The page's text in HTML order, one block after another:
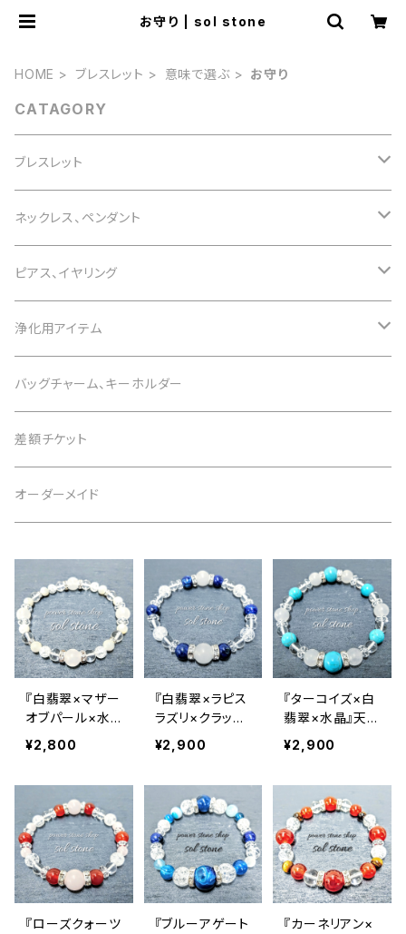
お守り | sol stone
HOME ブレスレット 意味で選ぶ お守り
CATAGORY
ブレスレット
誕生石で選ぶ
1月 ガーネット
2月 アメジスト
7月 カーネリアン
8月 ペリドット サードオニキス
11月 シトリン トパーズ
12月 ターコイズ ラピスラズリ
色で選ぶ
白 white
黒 black
紫 purple
黄 yellow
赤 red
金 gold
意味で選ぶ
恋愛運
仕事運
癒やし
目標達成
お守り
ネックレス、ペンダント
誕生石で選ぶ
1月 ガーネット
2月 アメジスト
6月 ムーンストーン パール
7月 カーネリアン
9月 ラピスラズリ
11月 シトリン トパーズ
12月 ターコイズ ラピスラズリ
色で選ぶ
白 white
黒 black
青 blue
紫 purple
黄 yellow
桃 pink
橙 orange
金 gold
意味で選ぶ
恋愛運
仕事運
健康
癒やし
目標達成
お守り
ピアス、イヤリング
誕生石で選ぶ
1月 ガーネット
2月 アメジスト
5月 翡翠 アベンチュリン
6月 ムーンストーン パール
7月 カーネリアン
8月 ペリドット サードオニキス
10月 ローズクォーツ タイガーアイ トルマリン オパール
11月 シトリン トパーズ
色で選ぶ
白 white
黒 black
緑 green
青 blue
紫 purple
黄 yellow
赤 red
橙 orange
意味で選ぶ
恋愛運
金運
健康
癒やし
目標達成
浄化用アイテム
さざれ石
バッグチャーム、キーホルダー
差額チケット
オーダーメイド
『白翡翠×マザー
オブパール×水
晶』天然石パワ
ーストーンブレ
¥2,800
『白翡翠×ラピス
ラズリ×クラック
水晶×水晶』 天
然石パワースト
¥2,900
『ターコイズ×白
翡翠×水晶』天然
石パワーストー
ンブレスレット
¥2,900
『ローズクォーツ
『ブルーアゲート
『カーネリアン×